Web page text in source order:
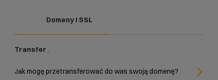
Domeny i SSL
Transfer
Jak mogę przetransferować do was swoją domenę?